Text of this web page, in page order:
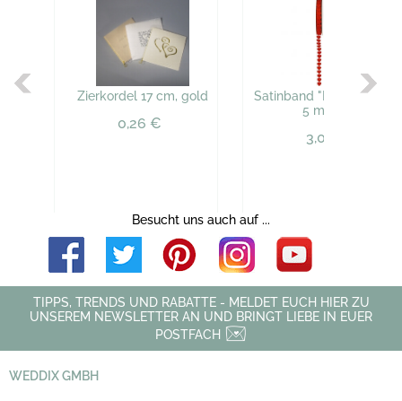
Zierkordel 17 cm, gold
0,26 €
Satinband "Herz", 8 mm,
5 m, rot
3,03 €
Besucht uns auch auf ...
TIPPS, TRENDS UND RABATTE - MELDET EUCH HIER ZU
UNSEREM NEWSLETTER AN UND BRINGT LIEBE IN EUER
POSTFACH
WEDDIX GMBH